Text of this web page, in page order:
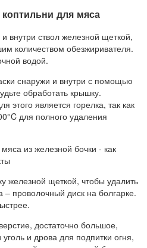
для мяса
внутри ствол железной щеткой,
количеством обезжиривателя.
водой.
снаружи и внутри с помощью
обработать крышку.
этого является горелка, так как
для полного удаления
железной щеткой, чтобы удалить
– проволочный диск на болгарке.
достаточно большое,
и дрова для подпитки огня,